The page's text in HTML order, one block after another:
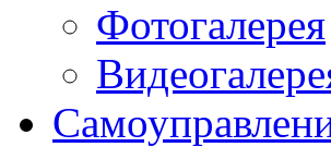
Фотогалерея